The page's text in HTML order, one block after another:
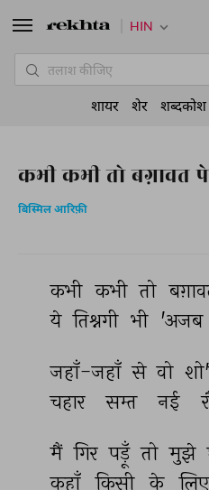
कभी कभी तो बग़ावत पे
बिस्मिल आरिफ़ी
कभी कभी तो
ये तिश्नगी भी 'अजब
जहाँ-जहाँ से वो
चहार
सम्त नई
मैं गिर पड़ूँ तो मुझे
कहाँ किसी के लिए
HIN
शायर शेर शब्दकोश